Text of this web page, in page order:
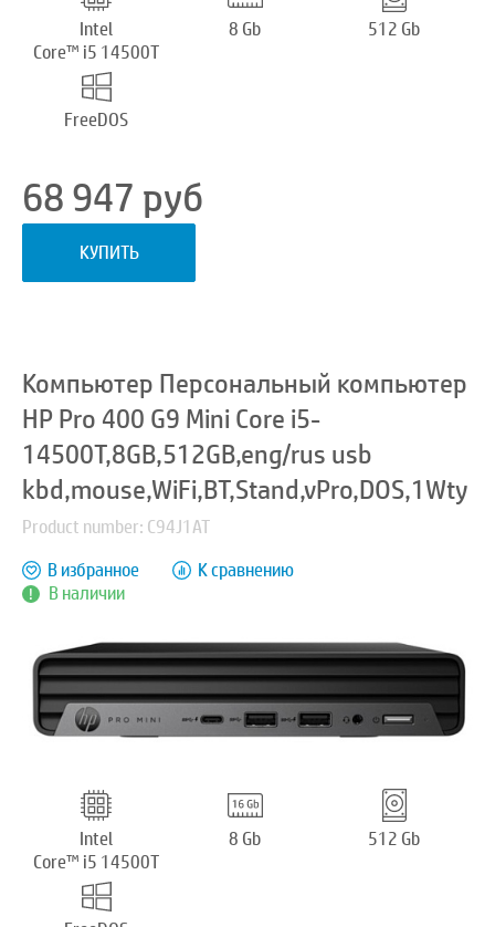
Intel
Core™ i5 14500T
8 Gb 512 Gb
FreeDOS
68 947 руб
КУПИТЬ
Компьютер Персональный компьютер
HP Pro 400 G9 Mini Core i5-
14500T,8GB,512GB,eng/rus usb
kbd,mouse,WiFi,BT,Stand,vPro,DOS,1Wty
Product number: C94J1AT
В наличии
В избранное К сравнению
Intel
Core™ i5 14500T
8 Gb 512 Gb